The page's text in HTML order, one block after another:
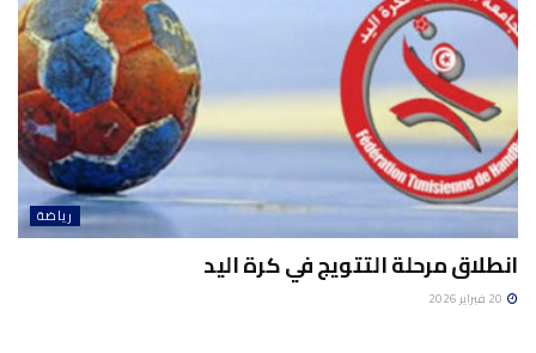
رياضة
انطلاق مرحلة التتويج في كرة اليد